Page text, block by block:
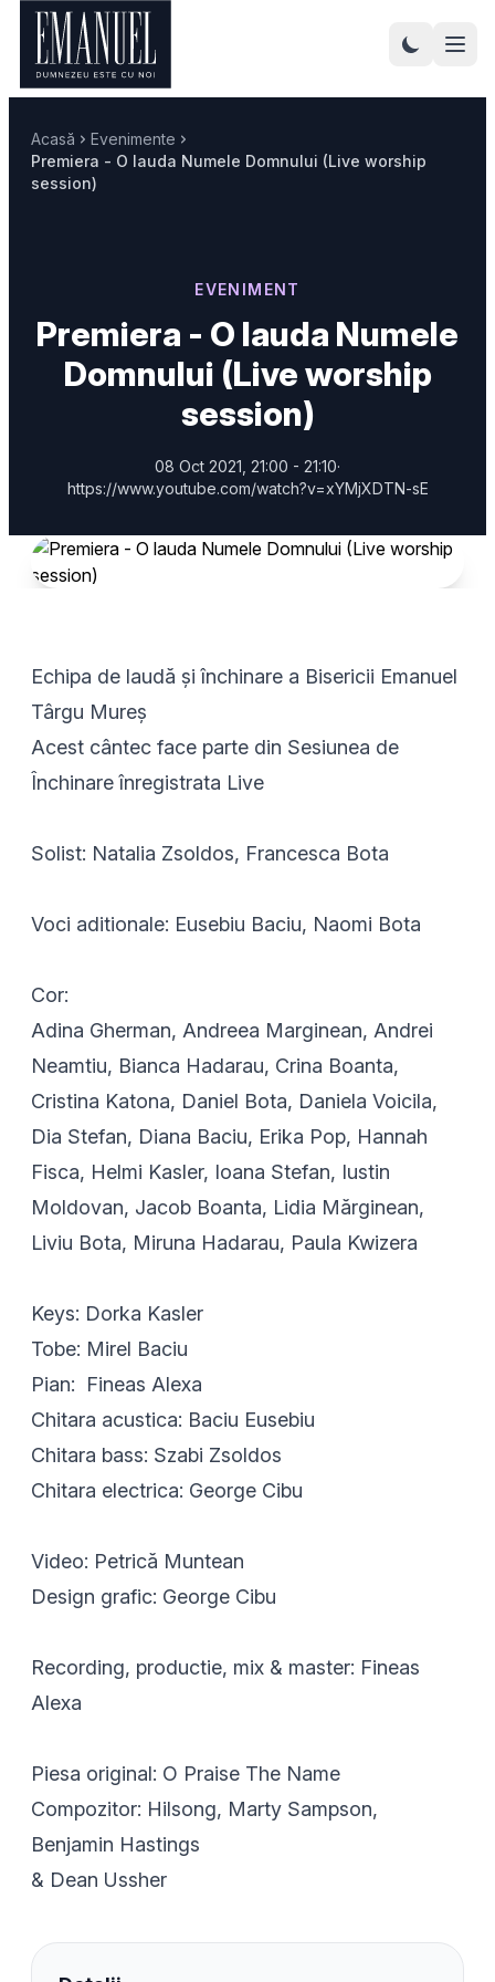
Acasă
Evenimente
Premiera - O lauda Numele Domnului (Live worship
session)
EVENIMENT
Premiera - O lauda Numele
Domnului (Live worship
session)
08 Oct 2021, 21:00 - 21:10·
https://www.youtube.com/watch?v=xYMjXDTN-sE
Echipa de laudă și închinare a Bisericii Emanuel
Târgu Mureș
Acest cântec face parte din Sesiunea de
Închinare înregistrata Live
Solist: Natalia Zsoldos, Francesca Bota
Voci aditionale: Eusebiu Baciu, Naomi Bota
Cor:
Adina Gherman, Andreea Marginean, Andrei
Neamtiu, Bianca Hadarau, Crina Boanta,
Cristina Katona, Daniel Bota, Daniela Voicila,
Dia Stefan, Diana Baciu, Erika Pop, Hannah
Fisca, Helmi Kasler, Ioana Stefan, Iustin
Moldovan, Jacob Boanta, Lidia Mărginean,
Liviu Bota, Miruna Hadarau, Paula Kwizera
Keys: Dorka Kasler
Tobe: Mirel Baciu
Pian: Fineas Alexa
Chitara acustica: Baciu Eusebiu
Chitara bass: Szabi Zsoldos
Chitara electrica: George Cibu
Video: Petrică Muntean
Design grafic: George Cibu
Recording, productie, mix & master: Fineas
Alexa
Piesa original: O Praise The Name
Compozitor: Hilsong, Marty Sampson,
Benjamin Hastings
& Dean Ussher